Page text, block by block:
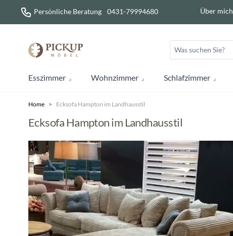
Direkt zum Inhalt
Persönliche Beratung 0431-79994680 Über mich
Esszimmer Wohnzimmer Schlafzimmer
Home > Ecksofa Hampton im Landhausstil
Ecksofa Hampton im Landhausstil